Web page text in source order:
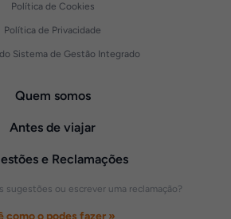
Política de Cookies
Política de Privacidade
Sistema de Gestão Integrado
Quem somos
Antes de viajar
e Reclamações
sugestões ou escrever uma reclamação?
como o podes fazer »